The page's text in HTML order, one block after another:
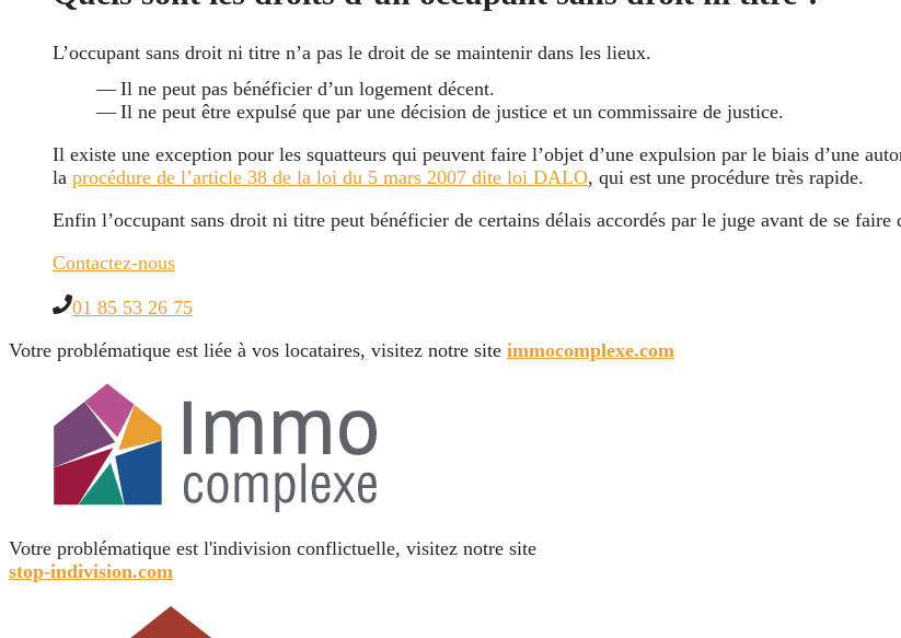
L’occupant sans droit ni titre n’a pas le droit de se maintenir dans les lieux.
Il ne peut pas bénéficier d’un logement décent.
Il ne peut être expulsé que par une décision de justice et un commissaire de justice.
Il existe une exception pour les squatteurs qui peuvent faire l’objet d’une expulsion par le biais d’une
la procédure de l’article 38 de la loi du 5 mars 2007 dite loi DALO, qui est une procédure très rapide.
Enfin l’occupant sans droit ni titre peut bénéficier de certains délais accordés par le juge avant de se
Contactez-nous
01 85 53 26 75
Votre problématique est liée à vos locataires, visitez notre site immocomplexe.com
Votre problématique est l'indivision conflictuelle, visitez notre site
stop-indivision.com